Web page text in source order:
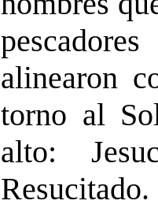
alinearon
torno al
alto:
Resucitado.